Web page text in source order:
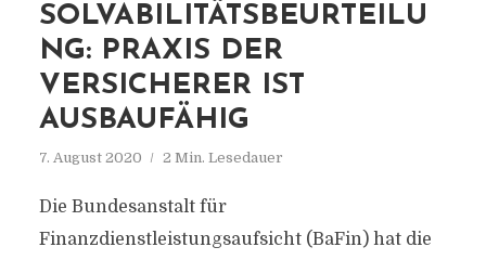
SOLVABILITÄTSBEURTEILU
NG: PRAXIS DER
VERSICHERER IST
AUSBAUFÄHIG
7. August 2020 2 Min. Lesedauer
Die Bundesanstalt für
Finanzdienstleistungsaufsicht (BaFin) hat die